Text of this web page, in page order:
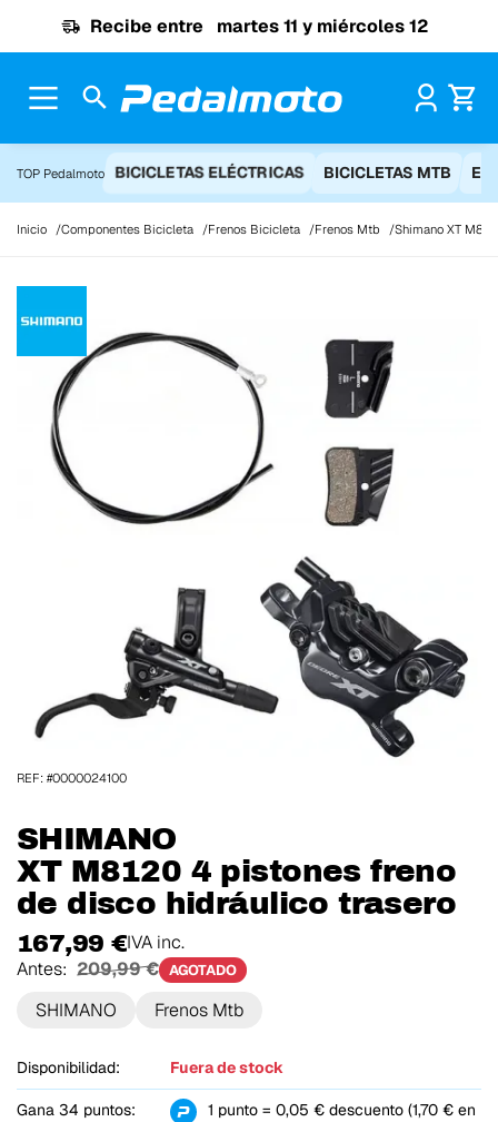
Recibe entre martes 11 y miércoles 12
TOP Pedalmoto BICICLETAS ELÉCTRICAS BICICLETAS MTB
Inicio Componentes Bicicleta Frenos Bicicleta Frenos Mtb Shimano XT
SHIMANO
XT M8120 4 pistones freno
de disco hidráulico trasero
167,99 €IVA inc.
Antes: 209,99 € AGOTADO
SHIMANO Frenos Mtb
Disponibilidad: Fuera de stock
Gana 34 puntos:
1 punto = 0,05 € descuento (1,70 € en
REF: #0000024100